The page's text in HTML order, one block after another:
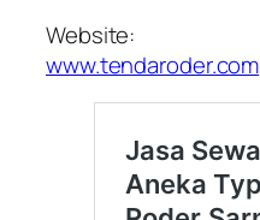
Website:
www.tendaroder.com